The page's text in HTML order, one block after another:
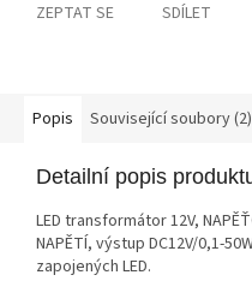
ZEPTAT SE SDÍLET
Popis Související soubory (2)
Detailní popis
LED transformátor 12V,
NAPĚTÍ, výstup DC12V/0,1-
zapojených LED.